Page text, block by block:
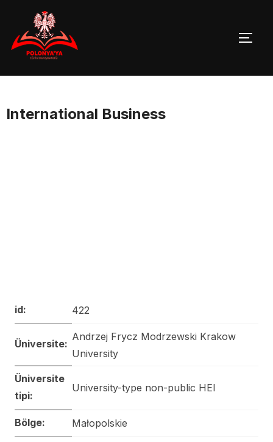
content
International Business
id: 422
Üniversite:
Andrzej Frycz Modrzewski Krakow
University
Üniversite
tipi:
University-type non-public HEI
Bölge: Małopolskie